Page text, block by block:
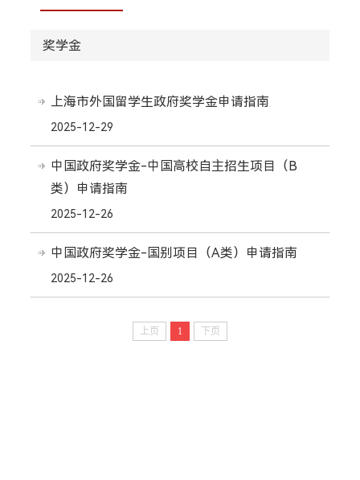
奖学金
上海市外国留学生政府奖学金申请指南
2025-12-29
中国政府奖学金-中国高校自主招生项目（B
类）申请指南
2025-12-26
中国政府奖学金-国别项目（A类）申请指南
2025-12-26
上页 1 下页